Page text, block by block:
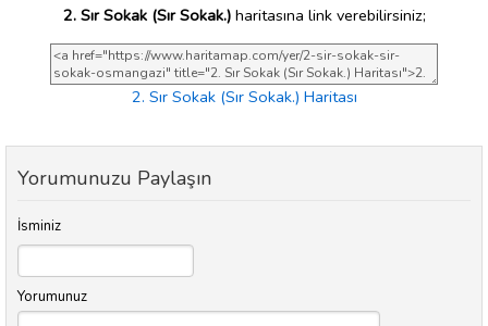
2. Sır Sokak (Sır Sokak.)haritasına link verebilirsiniz;
2. Sır Sokak (Sır Sokak.) Haritası
Yorumunuzu Paylaşın
İsminiz
Yorumunuz